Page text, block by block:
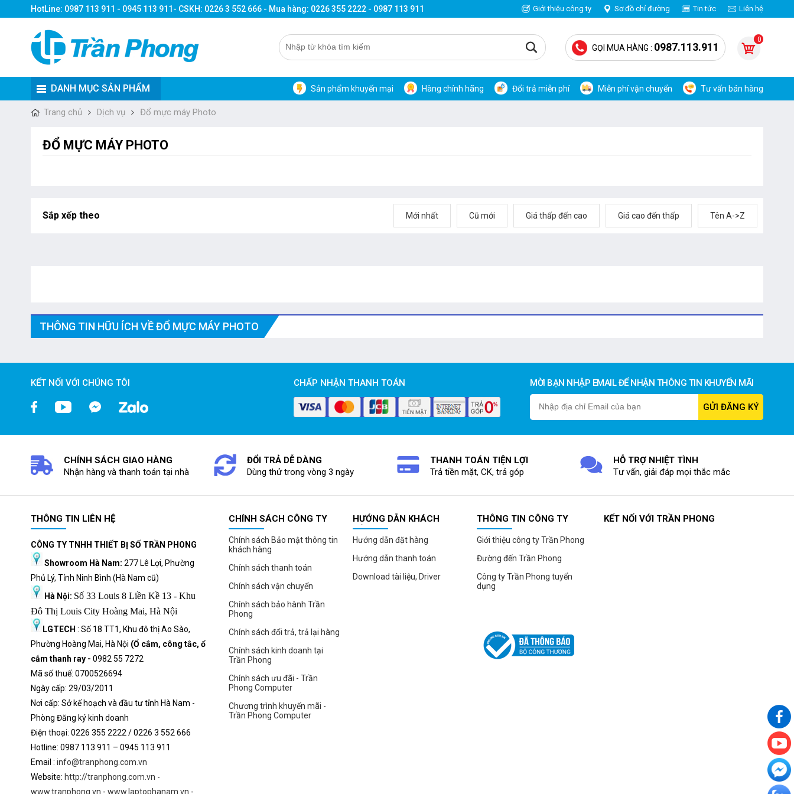
Giới thiệu công ty Sơ đồ chỉ đường Tin tức Liên hệ
HotLine: 0987 113 911 - 0945 113 911- CSKH: 0226 3 552 666 - Mua hàng: 0226 355 2222 - 0987 113 911
0
GỌI MUA HÀNG : 0987.113.911
DANH MỤC SẢN PHẨM Tư vấn bán hàng
Miễn phí vận chuyển
Đổi trả miễn phí
Hàng chính hãng
Sản phẩm khuyến mại
Trang chủ Dịch vụ Đổ mực máy Photo
ĐỔ MỰC MÁY PHOTO
Mới nhất Cũ mới Giá thấp đến cao Giá cao đến thấp Tên A->Z
Sắp xếp theo
THÔNG TIN HỮU ÍCH VỀ ĐỔ MỰC MÁY PHOTO
KẾT NỐI VỚI CHÚNG TÔI CHẤP NHẬN THANH TOÁN MỜI BẠN NHẬP EMAIL ĐỂ NHẬN THÔNG TIN KHUYẾN MÃI
CHÍNH SÁCH GIAO HÀNG
Nhận hàng và thanh toán tại nhà
ĐỔI TRẢ DỄ DÀNG
Dùng thử trong vòng 3 ngày
THANH TOÁN TIỆN LỢI
Trả tiền mặt, CK, trả góp
HỖ TRỢ NHIỆT TÌNH
Tư vấn, giải đáp mọi thắc mắc
KẾT NỐI VỚI TRẦN PHONG
THÔNG TIN LIÊN HỆ
CÔNG TY TNHH THIẾT BỊ SỐ TRẦN PHONG
Showroom Hà Nam: 277 Lê Lợi, Phường
Phủ Lý, Tỉnh Ninh Bình (Hà Nam cũ)
Hà Nội: Số 33 Louis 8 Liền Kề 13 - Khu
Đô Thị Louis City Hoàng Mai, Hà Nội
LGTECH : Số 18 TT1, Khu đô thị Ao Sào,
Phường Hoàng Mai, Hà Nội (Ổ cắm, công tắc, ổ
cắm thanh ray - 0982 55 7272
Mã số thuế: 0700526694
Ngày cấp: 29/03/2011
Nơi cấp: Sở kế hoạch và đầu tư tỉnh Hà Nam -
Phòng Đăng ký kinh doanh
Điện thoại: 0226 355 2222 / 0226 3 552 666
Hotine: 0987 113 911 – 0945 113 911
Email : info@tranphong.com.vn
Website: http://tranphong.com.vn -
www.tranphong.vn - www.laptophanam.vn -
CHÍNH SÁCH CÔNG TY
Chính sách Bảo mật thông tin
khách hàng
Chính sách thanh toán
Chính sách vận chuyển
Chính sách bảo hành Trần
Phong
Chính sách đổi trả, trả lại hàng
Chính sách kinh doanh tại
Trần Phong
Chính sách ưu đãi - Trần
Phong Computer
Chương trình khuyến mãi -
Trần Phong Computer
HƯỚNG DẪN KHÁCH
HÀNG
Hướng dẫn đặt hàng
Hướng dẫn thanh toán
Download tài liệu, Driver
THÔNG TIN CÔNG TY
Giới thiệu công ty Trần Phong
Đường đến Trần Phong
Công ty Trần Phong tuyển
dụng